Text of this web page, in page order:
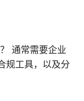
通常需要企业
规工具，以及分